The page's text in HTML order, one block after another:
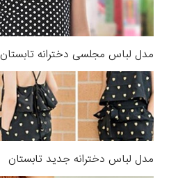
مدل لباس مجلسی دخترانه تابستان
مدل لباس دخترانه جدید تابستان